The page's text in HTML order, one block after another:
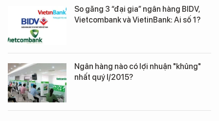
So găng 3 “đại gia” ngân hàng BIDV,
Vietcombank và VietinBank: Ai số 1?
Ngân hàng nào có lợi nhuận "khủng"
nhất quý I/2015?